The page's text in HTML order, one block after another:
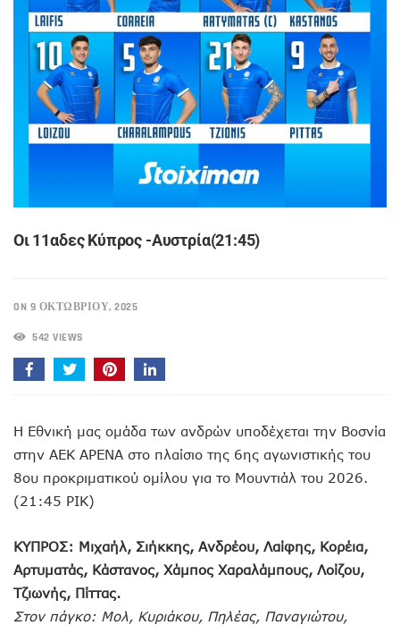
Οι 11αδες Κύπρος -Αυστρία(21:45)
ON 9 ΟΚΤΩΒΡΊΟΥ, 2025
542 VIEWS
Η Εθνική μας ομάδα των ανδρών υποδέχεται την Βοσνία
στην ΑΕΚ ΑΡΕΝΑ στο πλαίσιο της 6ης αγωνιστικής του
8ου προκριματικού ομίλου για το Μουντιάλ του 2026.
(21:45 ΡΙΚ)
ΚΥΠΡΟΣ: Μιχαήλ, Σιήκκης, Ανδρέου, Λαίφης, Κορέια,
Αρτυματάς, Κάστανος, Χάμπος Χαραλάμπους, Λοίζου,
Τζιωνής, Πίττας.
Στον πάγκο: Μολ, Κυριάκου, Πηλέας, Παναγιώτου,